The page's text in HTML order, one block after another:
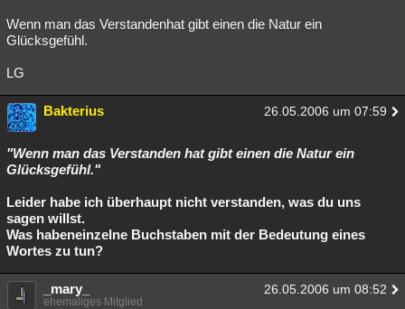
Wenn man das Verstandenhat gibt einen die Natur ein
Glücksgefühl.
LG
Bakterius 26.05.2006 um 07:59
"Wenn man das Verstanden hat gibt einen die Natur ein
Glücksgefühl."
Leider habe ich überhaupt nicht verstanden, was du uns
sagen willst.
Was habeneinzelne Buchstaben mit der Bedeutung eines
Wortes zu tun?
_mary_ 26.05.2006 um 08:52
ehemaliges Mitglied